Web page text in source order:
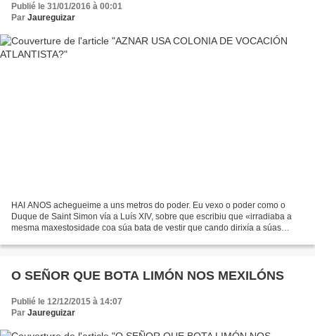
Publié le 31/01/2016 à 00:01
Par Jaureguizar
HAI ANOS achegueime a uns metros do poder. Eu vexo o poder como o
Duque de Saint Simon vía a Luís XIV, sobre que escribiu que «irradiaba a
mesma maxestosidade coa súa bata de vestir que cando dirixía a súas
O SEÑOR QUE BOTA LIMÓN NOS MEXILÓNS
Publié le 12/12/2015 à 14:07
Par Jaureguizar